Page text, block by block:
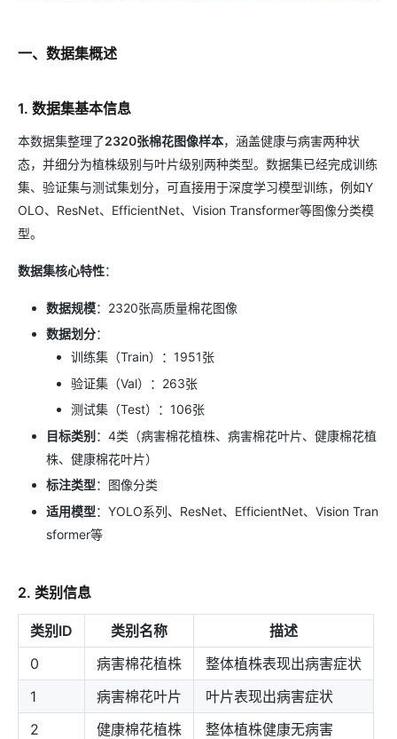
一、数据集概述
1. 数据集基本信息
本数据集整理了2320张棉花图像样本，涵盖健康与病害两种状
态，并细分为植株级别与叶片级别两种类型。数据集已经完成训练
集、验证集与测试集划分，可直接用于深度学习模型训练，例如Y
OLO、ResNet、EfficientNet、Vision Transformer等图像分类模
型。
数据集核心特性：
数据规模：2320张高质量棉花图像
数据划分：
训练集（Train）：1951张
验证集（Val）：263张
测试集（Test）：106张
目标类别 ：4类（病害棉花植株、病害棉花叶片、健康棉花植
株、健康棉花叶片）
标注类型：图像分类
适用模型：YOLO系列、ResNet、EfficientNet、Vision Tran
sformer等
2. 类别信息
类别ID 类别名称
描述
0
病害棉花植株
整体植株表现出病害症状
1
病害棉花叶片
叶片表现出病害症状
2
健康棉花植株
整体植株健康无病害